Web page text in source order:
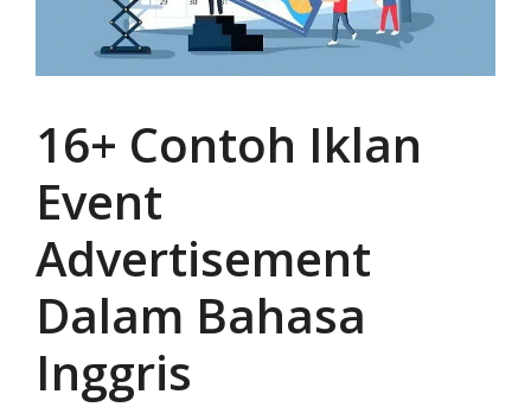
16+ Contoh Iklan
Event
Advertisement
Dalam Bahasa
Inggris